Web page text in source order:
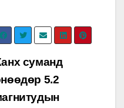
суманд
5.2